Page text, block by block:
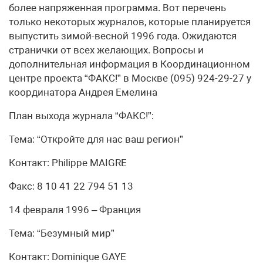
более напряженная программа. Вот перечень
только некоторых журналов, которые планируется
выпустить зимой-весной 1996 года. Ожидаются
странички от всех желающих. Вопросы и
дополнительная информация в Координационном
центре проекта “ФАКС!” в Москве (095) 924-29-27 у
координатора Андрея Емелина
План выхода журнала “ФАКС!”:
Тема: “Откройте для нас ваш регион”
Контакт: Philippe MAIGRE
Факс: 8 10 41 22 794 51 13
14 февраля 1996 – Франция
Тема: “Безумный мир”
Контакт: Dominique GAYE